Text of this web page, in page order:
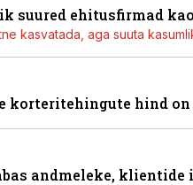
suured ehitusfirmad
kasvatada, aga suuta
korteritehingute hind on
andmeleke,